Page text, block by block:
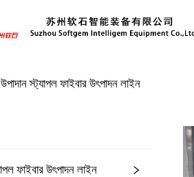
স্ট্যাপল ফাইবার উৎপাদন লাইন
ফাইবার উৎপাদন লাইন